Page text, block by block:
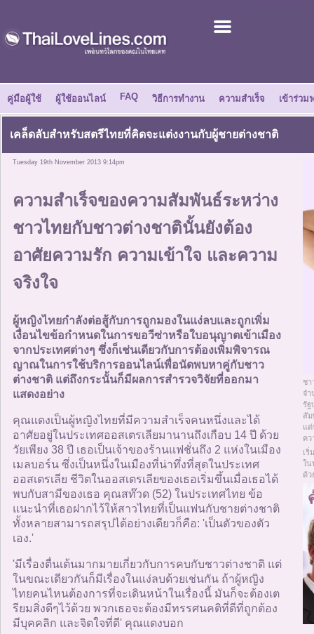
ศูนย์ข่าว
เกี่ยวกับเรา
บอกเพื่อน
วิธีการทำงาน
คู่มือผู้ใช้
ติดต่อเรา
ผู้ใช้ออนไลน์
ผู้ชายออนไลน์
คู่มือผู้ใช้ ผู้ใช้ออนไลน์ FAQ วิธีการทำงาน ความสำเร็จ เข้าร่วม
เคล็ดลับสำหรับสตรีไทยที่คิดจะแต่งงานกับผู้ชายต่างชาติ
Tuesday 19th November 2013 9:14pm
ความสำเร็จของความสัมพันธ์ระหว่าง
ชาวไทยกับชาวต่างชาตินั้นยังต้อง
อาศัยความรัก ความเข้าใจ และความ
จริงใจ
ผู้หญิงไทยกำลังต่อสู้กับการถูกมองในแง่ลบและถูกเพิ่ม
เงื่อนไขข้อกำหนดในการขอวีซ่าหรือใบอนุญาตเข้าเมือง
จากประเทศต่างๆ ซึ่งก็เช่นเดียวกับการต้องเพิ่มพิจารณ
ญาณในการใช้บริการออนไลน์เพื่อนัดพบหาคู่กับชาว
ต่างชาติ แต่ถึงกระนั้นก็มีผลการสำรวจวิจัยที่ออกมา
แสดงอย่าง
คุณแดงเป็นผู้หญิงไทยที่มีความสำเร็จคนหนึ่งและได้
อาศัยอยู่ในประเทศออสเตรเลียมานานถึงเกือบ 14 ปี ด้วย
วัยเพียง 38 ปี เธอเป็นเจ้าของร้านแฟชั่นถึง 2 แห่งในเมือง
เมลบอร์น ซึ่งเป็นหนึ่งในเมืองที่น่าทึ่งที่สุดในประเทศ
ออสเตรเลีย ชีวิตในออสเตรเลียของเธอเริ่มขึ้นเมื่อเธอได้
พบกับสามีของเธอ คุณสท๊วด (52) ในประเทศไทย ข้อ
แนะนำที่เธอฝากไว้ให้สาวไทยที่เป็นแฟนกับชายต่างชาติ
ทั้งหลายสามารถสรุปได้อย่างเดียวก็คือ: 'เป็นตัวของตัว
เอง.'
'มีเรื่องตื่นเต้นมากมายเกี่ยวกับการคบกับชาวต่างชาติ แต่
ในขณะเดียวกันก็มีเรื่องในแง่ลบด้วยเช่นกัน ถ้าผู้หญิง
ไทยคนไหนต้องการที่จะเดินหน้าในเรื่องนี้ มันก็จะต้องเต
รียมสิ่งดีๆไว้ด้วย พวกเธอจะต้องมีทรรศนคติที่ดีที่ถูกต้อง
มีบุคคลิก และจิตใจที่ดี' คุณแดงบอก
ชา
จำ
รัฐ
สัม
แต่
คว
เ
ใน
ด้ว